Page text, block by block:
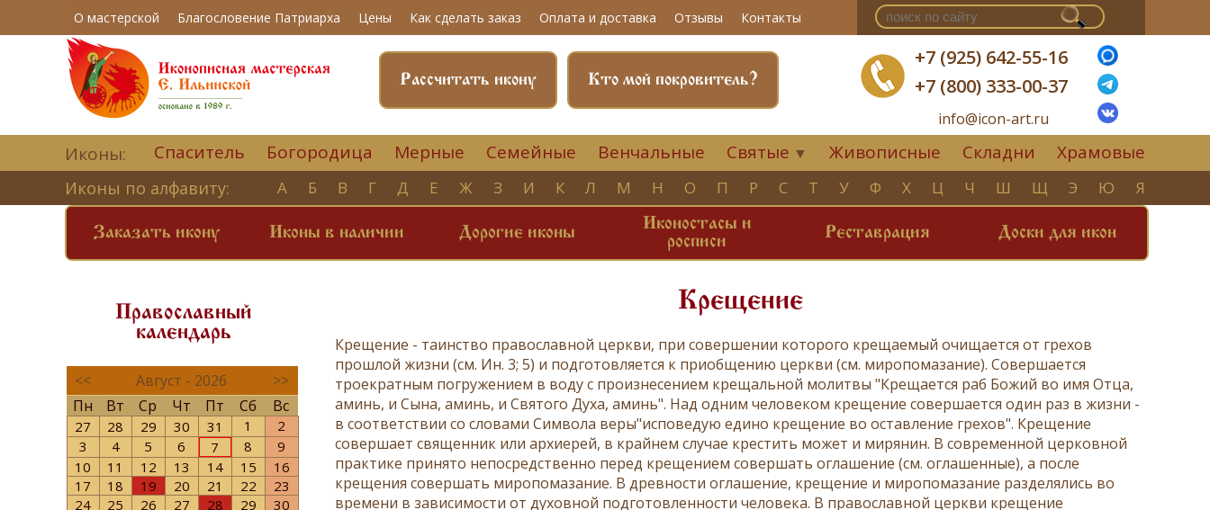
О мастерской Благословение Патриарха Цены Как сделать заказ Оплата и доставка Отзывы Контакты
+7 (925) 642-55-16
+7 (800) 333-00-37
info@icon-art.ru
Кто мой покровитель?
Рассчитать икону
Иконы: Спаситель Богородица Мерные Семейные Венчальные Святые ▼ Живописные Складни Храмовые
Иконы по алфавиту: А Б В Г Д Е Ж З И К Л М Н О П Р С Т У Ф Х Ц Ч Ш Щ Э Ю Я
Заказать икону Иконы в наличии Дорогие иконы
Иконостасы и
росписи
Реставрация Доски для икон
Православный
календарь
<< Август - 2026
>>
Пн
Вт Ср Чт Пт Сб Вс
27 28 29 30 31 1
2
3
4 5 6 7 8
9
10
11 12 13 14 15
16
17
18 19 20 21 22
23
24
25 26 27 28 29
30
Крещение
Крещение - таинство православной церкви, при совершении которого крещаемый очищается от грехов
прошлой жизни (см. Ин. 3; 5) и подготовляется к приобщению церкви (см. миропомазание). Совершается
троекратным погружением в воду с произнесением крещальной молитвы "Крещается раб Божий во имя Отца,
аминь, и Сына, аминь, и Святого Духа, аминь". Над одним человеком крещение совершается один раз в жизни -
в соответствии со словами Символа веры"исповедую едино крещение во оставление грехов". Крещение
совершает священник или архиерей, в крайнем случае крестить может и мирянин. В современной церковной
практике принято непосредственно перед крещением совершать оглашение (см. оглашенные), а после
крещения совершать миропомазание. В древности оглашение, крещение и миропомазание разделялись во
времени в зависимости от духовной подготовленности человека. В православной церкви крещение